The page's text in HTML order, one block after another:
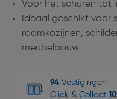
Voor het schuren tot
Ideaal geschikt voor
raamkozijnen,
meubelbouw
94 Vestigingen
Click & Collect